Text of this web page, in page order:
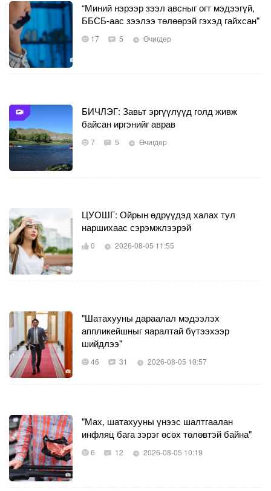
“Миний нэрээр зээл авсныг огт мэдээгүй,
ББСБ-аас зээлээ төлөөрэй гэхэд гайхсан"
17 5 Өчигдөр
БИЧЛЭГ: Завьт эргүүлүүд голд живж
байсан иргэнийг аврав
7 5 Өчигдөр
ЦУОШГ: Ойрын өдрүүдэд халах тул
наршихаас сэрэмжлээрэй
0 2026-08-05 11:55
"Шатахууны дараалал мэдээлэх
аппликейшныг яаралтай бүтээхээр
шийдлээ"
46 31 2026-08-05 10:57
"Мах, шатахууны үнээс шалтгаалан
инфляц бага зэрэг өсөх төлөвтэй байна"
6 12 2026-08-05 10:19